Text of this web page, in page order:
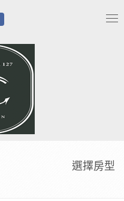
選擇房型